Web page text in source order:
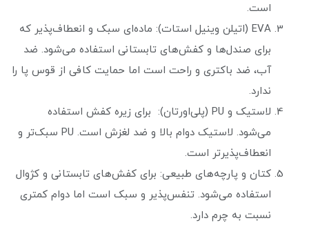
است.
EVA (اتیلن وینیل استات): ماده‌ای سبک و انعطاف‌پذیر که
برای صندل‌ها و کفش‌های تابستانی استفاده می‌شود. ضد
آب، ضد باکتری و راحت است اما حمایت کافی از قوس پا را
ندارد.
لاستیک و PU (پلی‌اورتان): برای زیره کفش استفاده
می‌شود. لاستیک دوام بالا و ضد لغزش است. PU سبک‌تر و
انعطاف‌پذیرتر است.
کتان و پارچه‌های طبیعی: برای کفش‌های تابستانی و کژوال
استفاده می‌شود. تنفس‌پذیر و سبک است اما دوام کمتری
نسبت به چرم دارد.